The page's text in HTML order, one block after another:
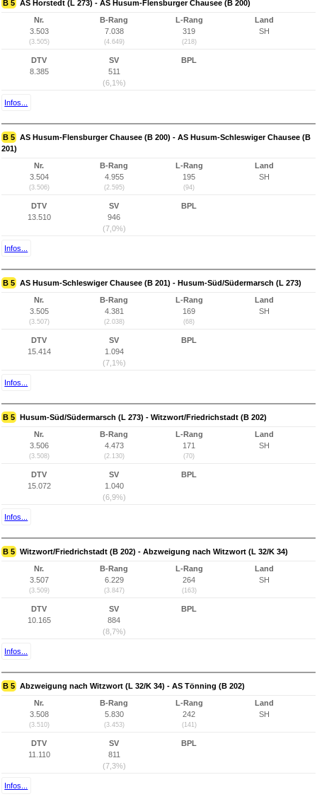
B 5 AS Horstedt (L 273) - AS Husum-Flensburger Chausee (B 200)
Nr.
3.503
(3.505)
B-Rang
7.038
(4.649)
L-Rang
319
(218)
Land
SH
DTV
8.385
SV
511
(6,1%)
BPL
Infos...
B 5 AS Husum-Flensburger Chausee (B 200) - AS Husum-Schleswiger Chausee (B
201)
Nr.
3.504
(3.506)
B-Rang
4.955
(2.595)
L-Rang
195
(94)
Land
SH
DTV
13.510
SV
946
(7,0%)
BPL
Infos...
B 5 AS Husum-Schleswiger Chausee (B 201) - Husum-Süd/Südermarsch (L 273)
Nr.
3.505
(3.507)
B-Rang
4.381
(2.038)
L-Rang
169
(68)
Land
SH
DTV
15.414
SV
1.094
(7,1%)
BPL
Infos...
B 5 Husum-Süd/Südermarsch (L 273) - Witzwort/Friedrichstadt (B 202)
Nr.
3.506
(3.508)
B-Rang
4.473
(2.130)
L-Rang
171
(70)
Land
SH
DTV
15.072
SV
1.040
(6,9%)
BPL
Infos...
B 5 Witzwort/Friedrichstadt (B 202) - Abzweigung nach Witzwort (L 32/K 34)
Nr.
3.507
(3.509)
B-Rang
6.229
(3.847)
L-Rang
264
(163)
Land
SH
DTV
10.165
SV
884
(8,7%)
BPL
Infos...
B 5 Abzweigung nach Witzwort (L 32/K 34) - AS Tönning (B 202)
Nr.
3.508
(3.510)
B-Rang
5.830
(3.453)
L-Rang
242
(141)
Land
SH
DTV
11.110
SV
811
(7,3%)
BPL
Infos...